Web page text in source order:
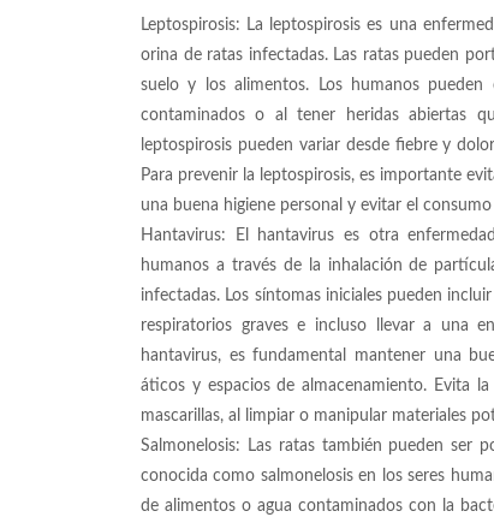
Leptospirosis: La leptospirosis es una
orina de ratas infectadas. Las ratas pueden
suelo y los alimentos. Los humanos
contaminados o al tener heridas abiertas
leptospirosis pueden variar desde fiebre y
Para prevenir la leptospirosis, es importante
una buena higiene personal y evitar el
Hantavirus: El hantavirus es otra
humanos a través de la inhalación de
infectadas. Los síntomas iniciales pueden
respiratorios graves e incluso llevar a una
hantavirus, es fundamental mantener una
áticos y espacios de almacenamiento. Evita
mascarillas, al limpiar o manipular materiales
Salmonelosis: Las ratas también pueden ser
conocida como salmonelosis en los seres
de alimentos o agua contaminados con la